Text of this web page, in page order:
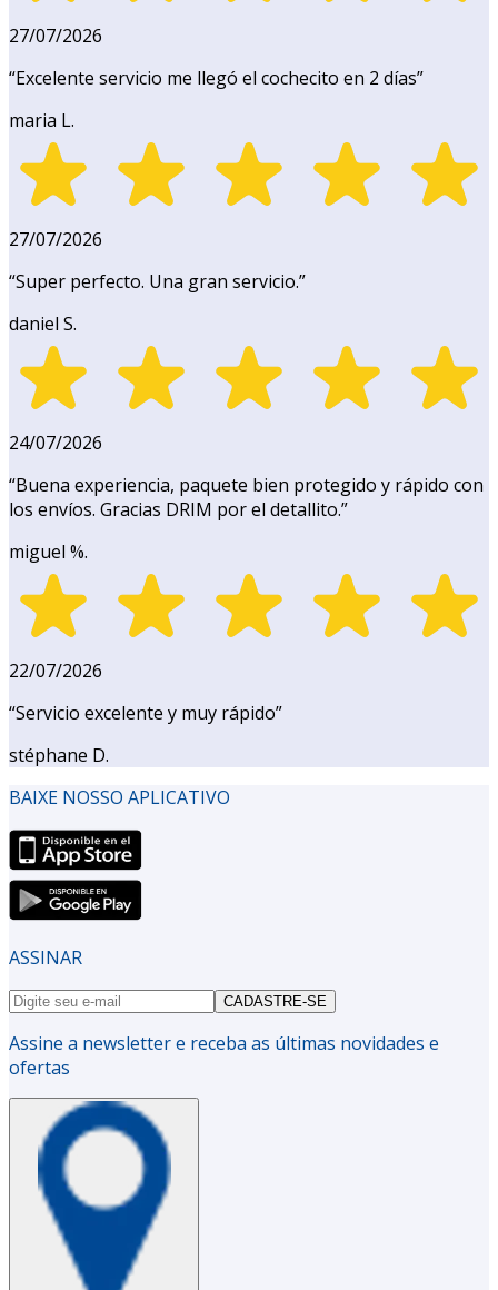
27/07/2026
“Excelente servicio me llegó el cochecito en 2 días”
maria L.
27/07/2026
“Super perfecto. Una gran servicio.”
daniel S.
24/07/2026
“Buena experiencia, paquete bien protegido y rápido con
los envíos. Gracias DRIM por el detallito.”
miguel %.
22/07/2026
“Servicio excelente y muy rápido”
stéphane D.
BAIXE NOSSO APLICATIVO
ASSINAR
CADASTRE-SE
Assine a newsletter e receba as últimas novidades e
ofertas